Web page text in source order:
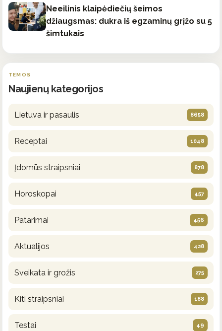
Neeilinis klaipėdiečių šeimos
džiaugsmas: dukra iš egzaminų grįžo su 5
šimtukais
TEMOS
Naujienų kategorijos
Lietuva ir pasaulis 8658
Receptai 1048
Įdomūs straipsniai 878
Horoskopai 457
Patarimai 456
Aktualijos 428
Sveikata ir grožis 275
Kiti straipsniai 188
Testai 49